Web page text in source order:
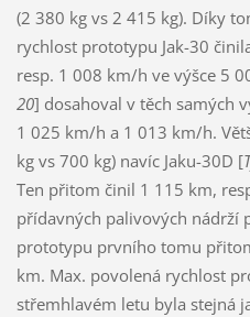
(2 380 kg vs 2 415 kg). Díky
rychlost prototypu Jak-30
resp. 1 008 km/h ve výšce 5
20] dosahoval v těch samých
1 025 km/h a 1 013 km/h.
kg vs 700 kg) navíc Jaku-30D [
Ten přitom činil 1 115 km,
přídavných palivových nádrží
prototypu prvního tomu
km. Max. povolená rychlost
střemhlavém letu byla stejná